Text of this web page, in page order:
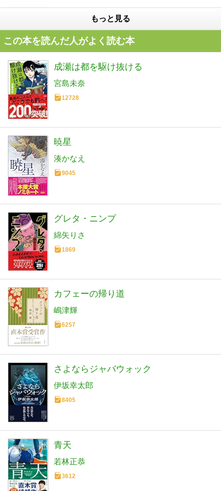
もっと見る
この本を読んだ人がよく読む本
成瀬は都を駆け抜ける
宮島未奈
12728
暁星
湊かなえ
9045
グレタ・ニンプ
綿矢りさ
1869
カフェーの帰り道
嶋津輝
6257
さよならジャバウォック
伊坂幸太郎
8405
青天
若林正恭
3612